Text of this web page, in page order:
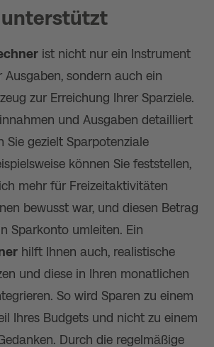
unterstützt
ist nicht nur ein Instrument
Ausgaben, sondern auch ein
zur Erreichung Ihrer Sparziele.
und Ausgaben detailliert
Sie gezielt Sparpotenziale
können Sie feststellen,
mehr für Freizeitaktivitäten
bewusst war, und diesen Betrag
Sparkonto umleiten. Ein
hilft Ihnen auch, realistische
und diese in Ihren monatlichen
So wird Sparen zu einem
Ihres Budgets und nicht zu einem
Durch die regelmäßige